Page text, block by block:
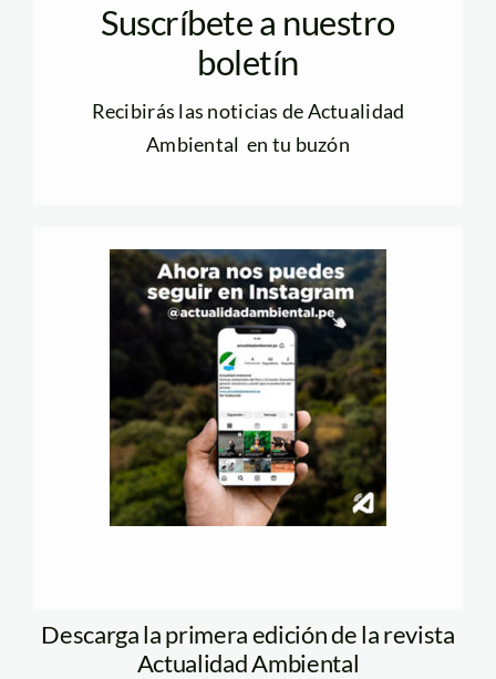
Suscríbete a nuestro
boletín
Recibirás las noticias de Actualidad
Ambiental en tu buzón
Descarga la primera edición de la revista
Actualidad Ambiental